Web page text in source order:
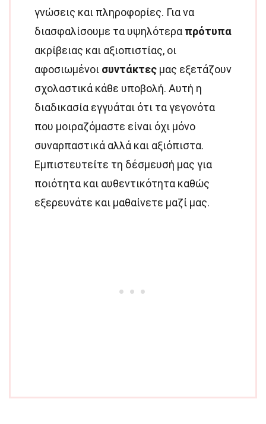
γνώσεις και πληροφορίες. Για να
διασφαλίσουμε τα υψηλότερα πρότυπα
ακρίβειας και αξιοπιστίας, οι
αφοσιωμένοι συντάκτες μας εξετάζουν
σχολαστικά κάθε υποβολή. Αυτή η
διαδικασία εγγυάται ότι τα γεγονότα
που μοιραζόμαστε είναι όχι μόνο
συναρπαστικά αλλά και αξιόπιστα.
Εμπιστευτείτε τη δέσμευσή μας για
ποιότητα και αυθεντικότητα καθώς
εξερευνάτε και μαθαίνετε μαζί μας.